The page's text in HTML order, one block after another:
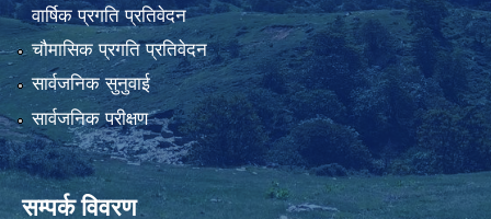
वार्षिक प्रगति प्रतिवेदन
चौमासिक प्रगति प्रतिवेदन
सार्वजनिक सुनुवाई
सार्वजनिक परीक्षण
सम्पर्क विवरण